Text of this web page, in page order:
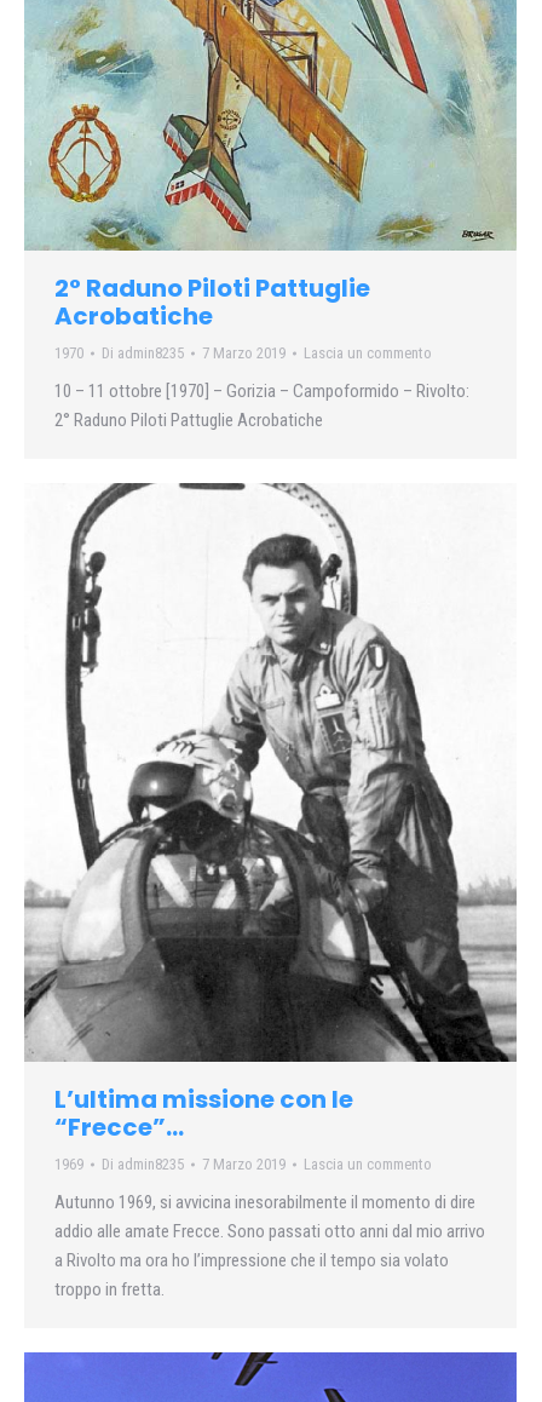
2° Raduno Piloti Pattuglie
Acrobatiche
1970 Di admin8235 7 Marzo 2019 Lascia un commento
10 – 11 ottobre [1970] – Gorizia – Campoformido – Rivolto:
2° Raduno Piloti Pattuglie Acrobatiche
L’ultima missione con le
“Frecce”…
1969 Di admin8235 7 Marzo 2019 Lascia un commento
Autunno 1969, si avvicina inesorabilmente il momento di dire
addio alle amate Frecce. Sono passati otto anni dal mio arrivo
a Rivolto ma ora ho l’impressione che il tempo sia volato
troppo in fretta.